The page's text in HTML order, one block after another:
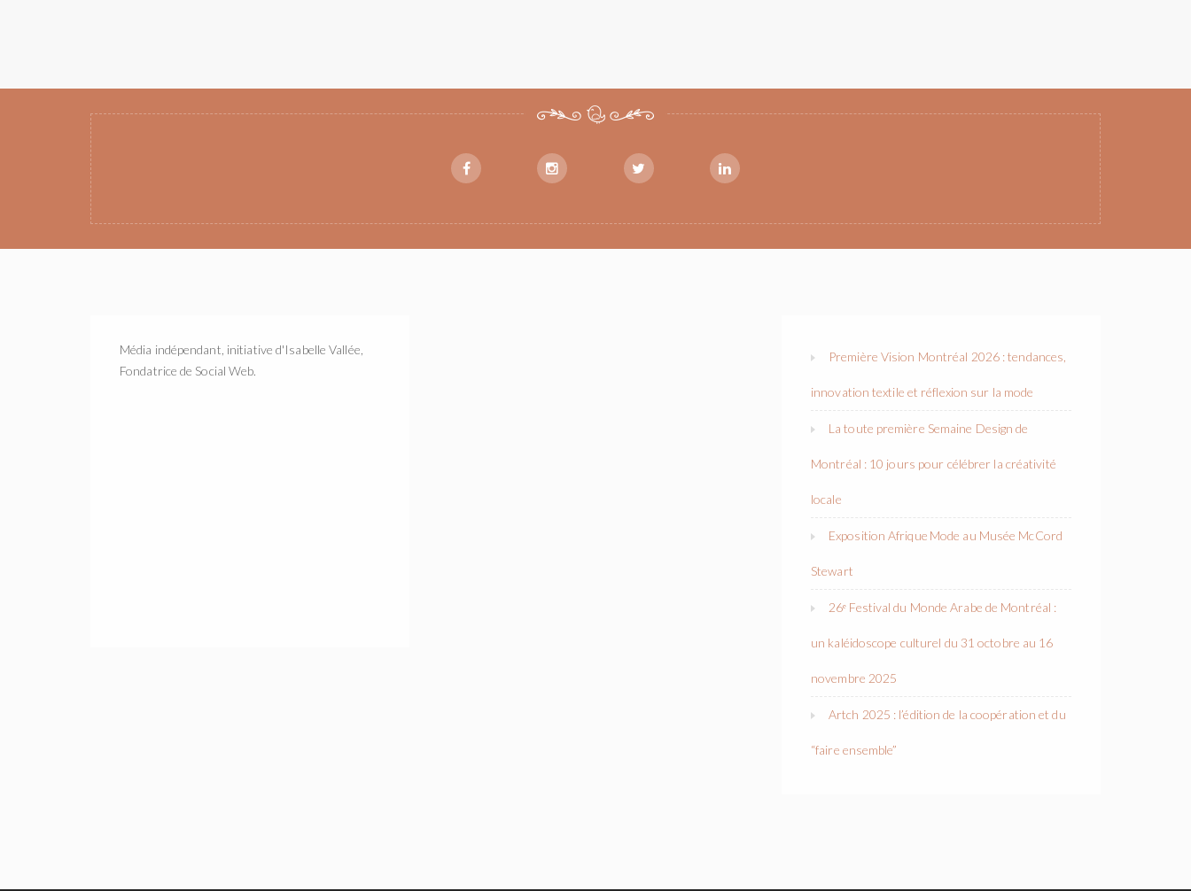
Média indépendant, initiative d'Isabelle Vallée,
Fondatrice de Social Web.
Première Vision Montréal 2026 : tendances,
innovation textile et réflexion sur la mode
La toute première Semaine Design de
Montréal : 10 jours pour célébrer la créativité
locale
Exposition Afrique Mode au Musée McCord
Stewart
26ᵉ Festival du Monde Arabe de Montréal :
un kaléidoscope culturel du 31 octobre au 16
novembre 2025
Artch 2025 : l’édition de la coopération et du
“faire ensemble”